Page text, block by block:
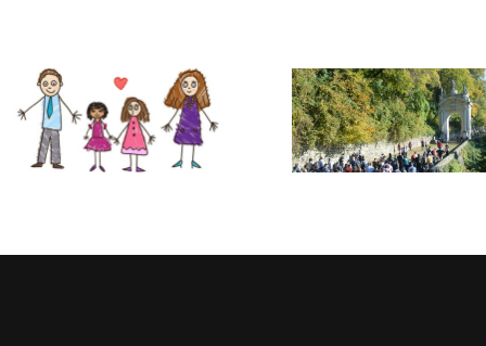
LOMBARDIA VARESE
TRA
ORIENTAMENTO
LOMBARDIA BERGAMO
MILANO LOMBARDIA